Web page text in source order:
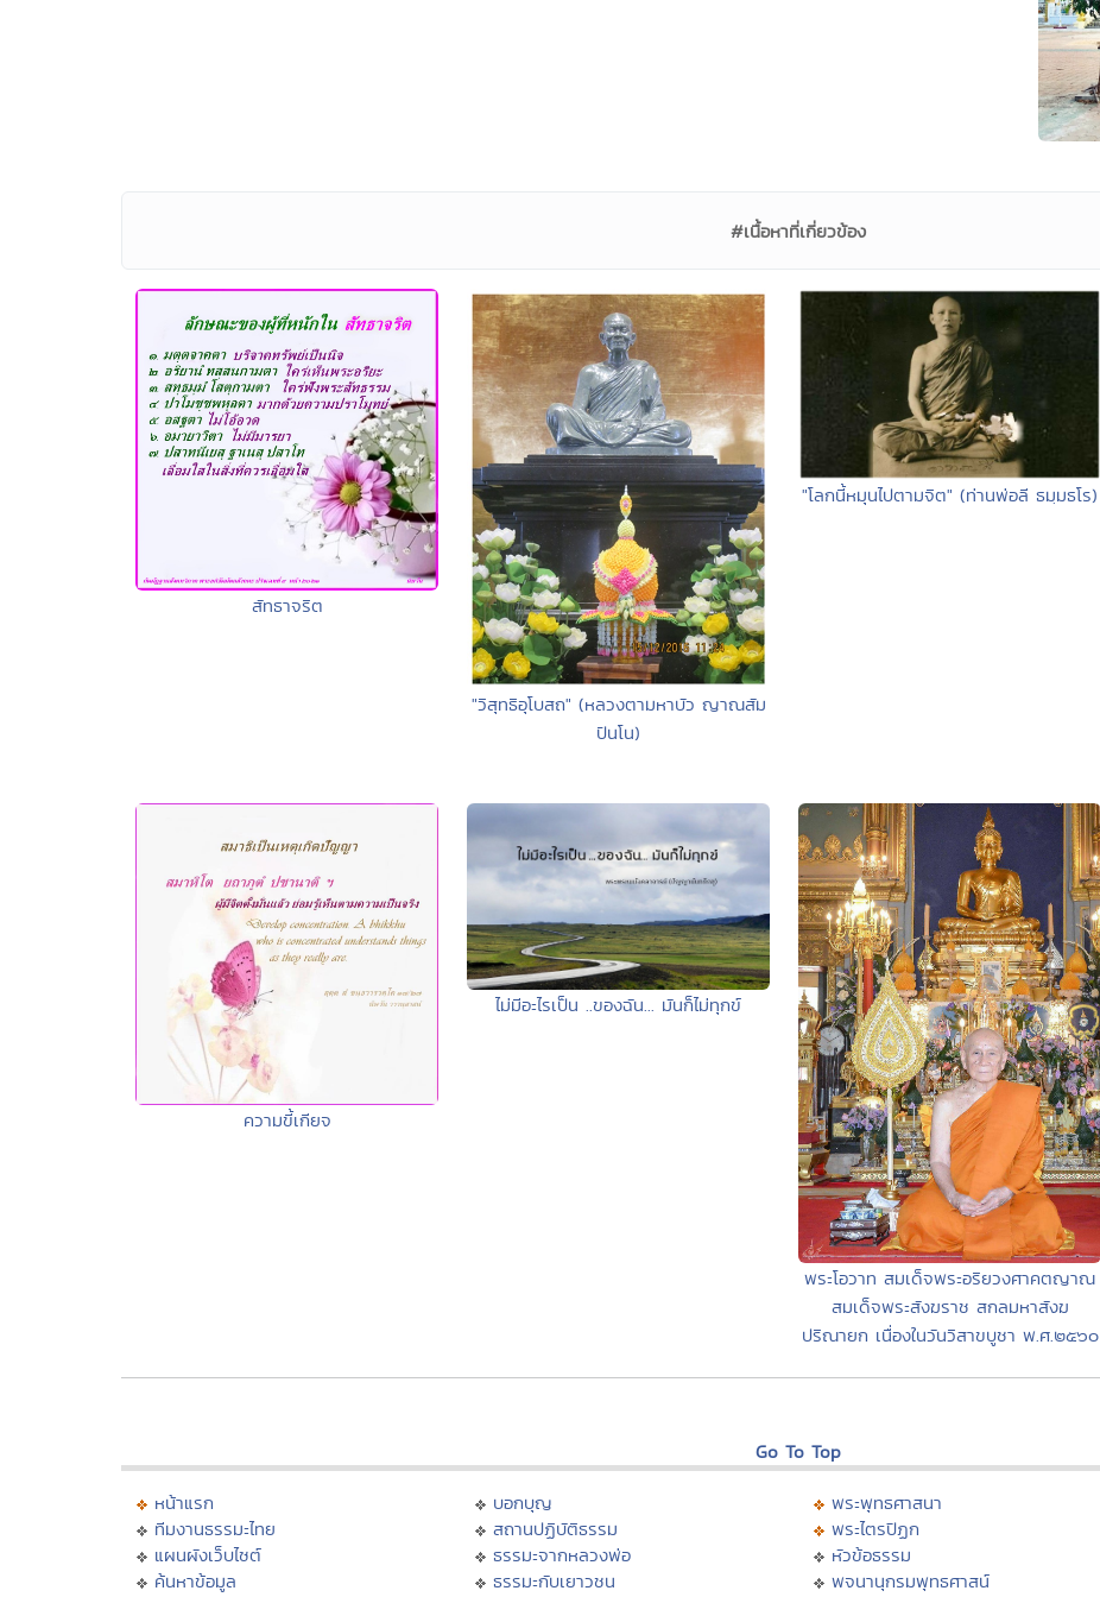
#เนื้อหาที่เกี่ยวข้อง
สัทธาจริต
"วิสุทธิอุโบสถ" (หลวงตามหาบัว ญาณสัม
ปันโน)
"โลกนี้หมุนไปตามจิต" (ท่านพ่อลี ธมฺมธโร)
ความขี้เกียจ
ไม่มีอะไรเป็น ..ของฉัน... มันก็ไม่ทุกข์
พระโอวาท สมเด็จพระอริยวงศาคตญาณ
สมเด็จพระสังฆราช สกลมหาสังฆ
ปริณายก เนื่องในวันวิสาขบูชา พ.ศ.๒๕๖๐
Go To Top
หน้าแรก
ทีมงานธรรมะไทย
แผนผังเว็บไซต์
ค้นหาข้อมูล
บอกบุญ
สถานปฏิบัติธรรม
ธรรมะจากหลวงพ่อ
ธรรมะกับเยาวชน
พระพุทธศาสนา
พระไตรปิฏก
หัวข้อธรรม
พจนานุกรมพุทธศาสน์